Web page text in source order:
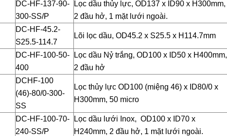
DC-HF-137-90-
300-SS/P
Lọc dầu thủy lực, OD137 x ID90 x H300mm,
2 đầu hở, 1 mặt lưới ngoài.
DC-HF-45.2-
S25.5-114.7
Lõi lọc dầu, OD45.2 x S25.5 x H114.7mm
DC-HF-100-50-
400
Lọc dầu Nỷ trắng, OD100 x ID50 x H400mm,
2 đầu hở
DCHF-100
(46)-80/0-300-
SS
Lọc thủy lực OD100 (miệng 46) x ID80/0 x
H300mm, 50 micro
DC-HF-100-70-
240-SS/P
Lọc dầu lưới Inox, OD100 x ID70 x
H240mm, 2 đầu hở, 1 mặt lưới ngoài.